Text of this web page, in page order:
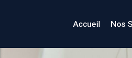
Accueil Nos